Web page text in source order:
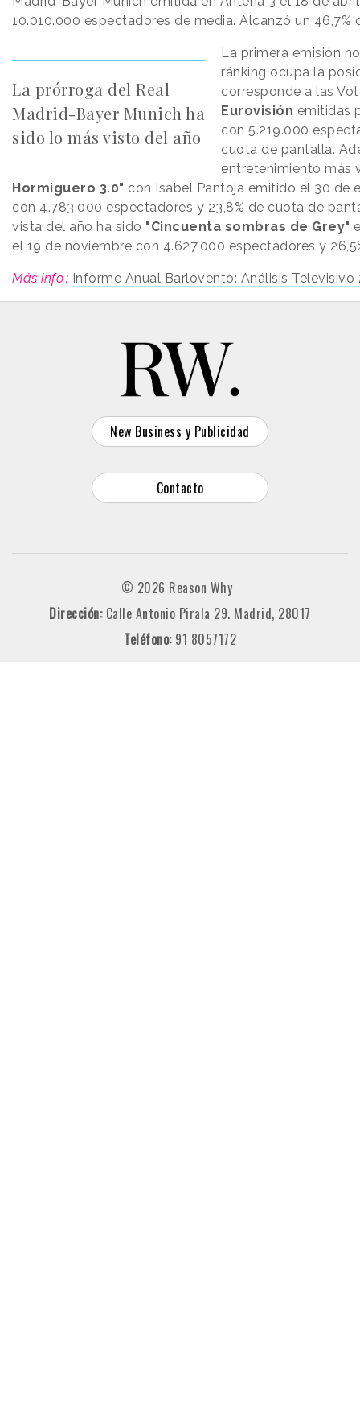
10.010.000 espectadores de media. Alcanzó un 46,7%
La prórroga del Real
Madrid-Bayer Munich ha
sido lo más visto del año
La primera emisión
ránking ocupa la
corresponde a las
Eurovisión emitidas
con 5.219.000
cuota de pantalla.
entretenimiento más
Hormiguero 3.0" con Isabel Pantoja emitido el 30 de
con 4.783.000 espectadores y 23,8% de cuota de
vista del año ha sido "Cincuenta sombras de Grey"
el 19 de noviembre con 4.627.000 espectadores y
Más info.: Informe Anual Barlovento: Análisis Televisivo
New Business y Publicidad
Contacto
© 2026 Reason Why
Dirección: Calle Antonio Pirala 29. Madrid, 28017
Teléfono: 91 8057172